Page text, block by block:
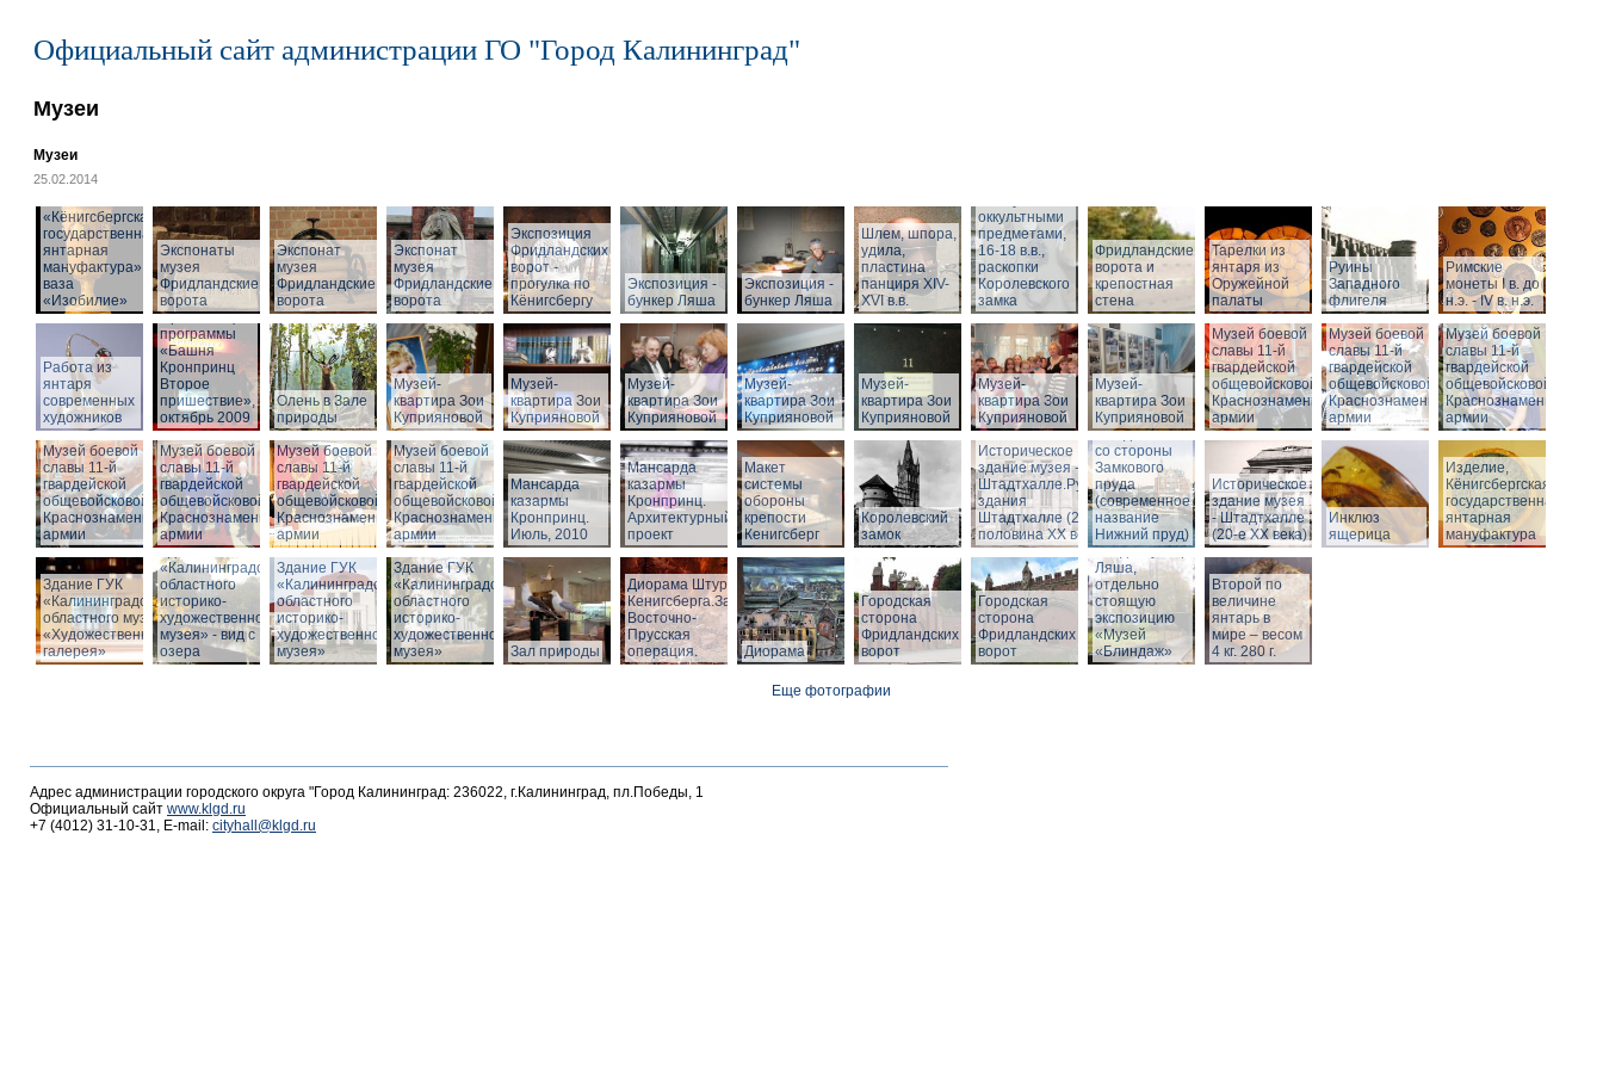
Официальный сайт администрации ГО "Город Калининград"
Музеи
Музеи
25.02.2014
«Кёнигсбергская
государственная
янтарная
мануфактура» -
ваза
«Изобилие»
Экспонаты
музея
Фридландские
ворота
Экспонат
музея
Фридландские
ворота
Экспонат
музея
Фридландские
ворота
Экспозиция
Фридландских
ворот -
прогулка по
Кёнигсбергу
Экспозиция -
бункер Ляша
Экспозиция -
бункер Ляша
Шлем, шпора,
удила,
пластина
панциря XIV-
XVI в.в.
оккультными
предметами,
16-18 в.в.,
раскопки
Королевского
замка
Фридландские
ворота и
крепостная
стена
Тарелки из
янтаря из
Оружейной
палаты
Руины
Западного
флигеля
Римские
монеты I в. до
н.э. - IV в. н.э.
Работа из
янтаря
современных
художников
Презентация
программы
«Башня
Кронпринц
Второе
пришествие»,
октябрь 2009
Олень в Зале
природы
Музей-
квартира Зои
Куприяновой
Музей-
квартира Зои
Куприяновой
Музей-
квартира Зои
Куприяновой
Музей-
квартира Зои
Куприяновой
Музей-
квартира Зои
Куприяновой
Музей-
квартира Зои
Куприяновой
Музей-
квартира Зои
Куприяновой
Музей боевой
славы 11-й
гвардейской
общевойсковой
Краснознаменной
армии
Музей боевой
славы 11-й
гвардейской
общевойсковой
Краснознаменной
армии
Музей боевой
славы 11-й
гвардейской
общевойсковой
Краснознаменной
армии
Музей боевой
славы 11-й
гвардейской
общевойсковой
Краснознаменной
армии
Музей боевой
славы 11-й
гвардейской
общевойсковой
Краснознаменной
армии
Музей боевой
славы 11-й
гвардейской
общевойсковой
Краснознаменной
армии
Музей боевой
славы 11-й
гвардейской
общевойсковой
Краснознаменной
армии
Мансарда
казармы
Кронпринц.
Июль, 2010
Мансарда
казармы
Кронпринц.
Архитектурный
проект
Макет
системы
обороны
крепости
Кенигсберг
Королевский
замок
Историческое
здание музея -
Штадтхалле.Руины
здания
Штадтхалле (2-я
половина ХХ века)
Историческое
здание музея
-
Штадтхалле.
Вид на
Штадтхалле
со стороны
Замкового
пруда
(современное
название
Нижний пруд)
Историческое
здание музея
- Штадтхалле
(20-е XX века)
Инклюз
ящерица
Изделие,
Кёнигсбергская
государственная
янтарная
мануфактура
Здание ГУК
«Калининградского
областного музея
«Художественная
галерея»
Здание ГУК
«Калининградского
областного
историко-
художественного
музея» - вид с
озера
Здание ГУК
«Калининградского
областного
историко-
художественного
музея»
Здание ГУК
«Калининградского
областного
историко-
художественного
музея»
Зал природы
Диорама Штурм
Кенигсберга.Зал
Восточно-
Прусская
операция.
Диорама
Городская
сторона
Фридландских
ворот
Городская
сторона
Фридландских
ворот
Вход в бункер
Ляша,
отдельно
стоящую
экспозицию
«Музей
«Блиндаж»
Второй по
величине
янтарь в
мире – весом
4 кг. 280 г.
Еще фотографии
Адрес администрации городского округа "Город Калининград: 236022, г.Калининград, пл.Победы, 1
Официальный сайт www.klgd.ru
+7 (4012) 31-10-31, E-mail: cityhall@klgd.ru